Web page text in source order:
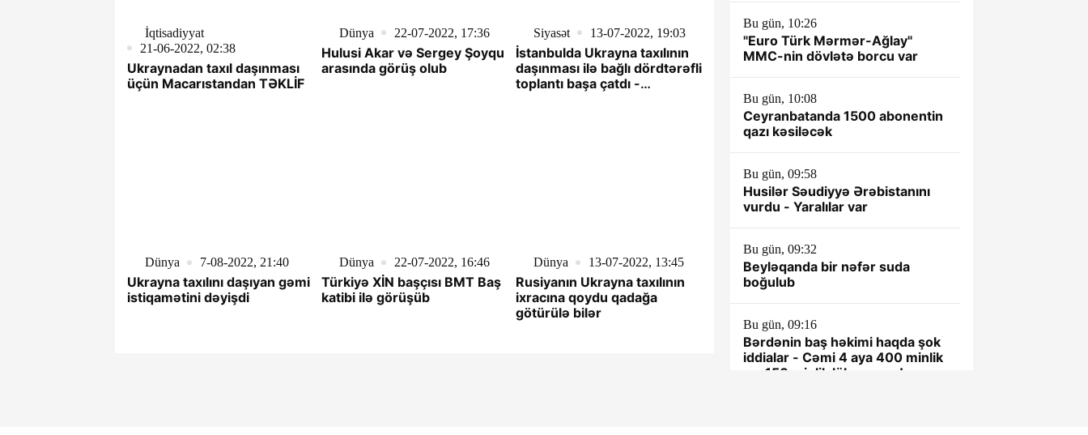
İqtisadiyyat
21-06-2022, 02:38
Ukraynadan taxıl daşınması
üçün Macarıstandan TƏKLİF
Dünya 22-07-2022, 17:36
Hulusi Akar və Sergey Şoyqu
arasında görüş olub
Siyasət 13-07-2022, 19:03
İstanbulda Ukrayna taxılının
daşınması ilə bağlı dördtərəfli
toplantı başa çatdı -
Dünya 7-08-2022, 21:40
Ukrayna taxılını daşıyan gəmi
istiqamətini dəyişdi
Dünya 22-07-2022, 16:46
Türkiyə XİN başçısı BMT Baş
katibi ilə görüşüb
Dünya 13-07-2022, 13:45
Rusiyanın Ukrayna taxılının
ixracına qoydu qadağa
götürülə bilər
Bu gün, 10:26
"Euro Türk Mərmər-Ağlay"
MMC-nin dövlətə borcu var
Bu gün, 10:08
Ceyranbatanda 1500 abonentin
qazı kəsiləcək
Bu gün, 09:58
Husilər Səudiyyə Ərəbistanını
vurdu - Yaralılar var
Bu gün, 09:32
Beyləqanda bir nəfər suda
boğulub
Bu gün, 09:16
Bərdənin baş həkimi haqda şok
iddialar - Cəmi 4 aya 400 minlik
ev, 150 minlik lüks maşın!